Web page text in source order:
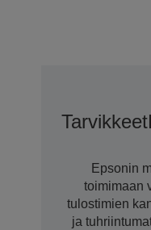
Tarvikkeet
Epsonin
toimimaan
tulostimien
ja